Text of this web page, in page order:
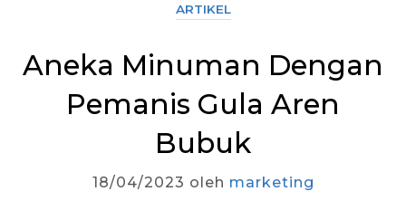
ARTIKEL
Aneka Minuman Dengan
Pemanis Gula Aren
Bubuk
18/04/2023 oleh marketing